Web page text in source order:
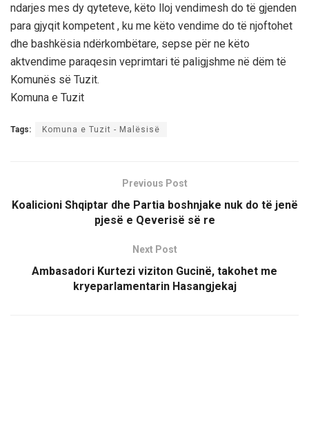
ndarjes mes dy qyteteve, këto lloj vendimesh do të gjenden
para gjyqit kompetent , ku me këto vendime do të njoftohet
dhe bashkësia ndërkombëtare, sepse për ne këto
aktvendime paraqesin veprimtari të paligjshme në dëm të
Komunës së Tuzit.
Komuna e Tuzit
Tags: Komuna e Tuzit - Malësisë
Previous Post
Koalicioni Shqiptar dhe Partia boshnjake nuk do të jenë
pjesë e Qeverisë së re
Next Post
Ambasadori Kurtezi viziton Gucinë, takohet me
kryeparlamentarin Hasangjekaj